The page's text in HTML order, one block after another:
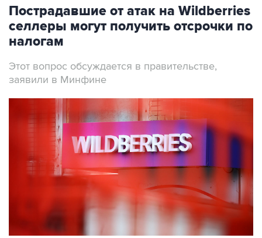
Пострадавшие от атак на Wildberries
селлеры могут получить отсрочки по
налогам
Этот вопрос обсуждается в правительстве,
заявили в Минфине